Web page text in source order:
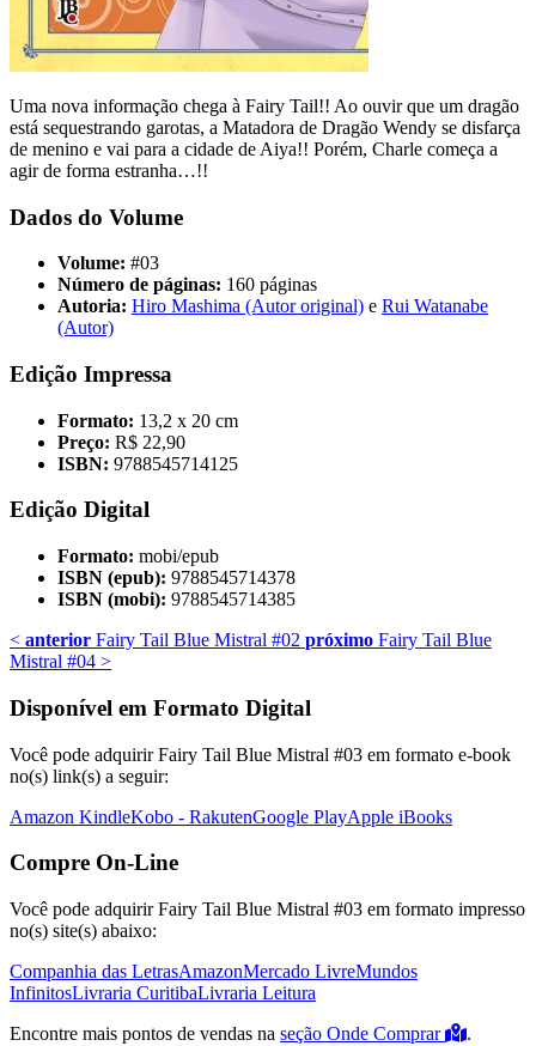
Uma nova informação chega à Fairy Tail!! Ao ouvir que um dragão
está sequestrando garotas, a Matadora de Dragão Wendy se disfarça
de menino e vai para a cidade de Aiya!! Porém, Charle começa a
agir de forma estranha…!!
Dados do Volume
Volume: #03
Número de páginas: 160 páginas
Autoria: Hiro Mashima (Autor original) e Rui Watanabe
(Autor)
Edição Impressa
Formato: 13,2 x 20 cm
Preço: R$ 22,90
ISBN: 9788545714125
Edição Digital
Formato: mobi/epub
ISBN (epub): 9788545714378
ISBN (mobi): 9788545714385
< anterior Fairy Tail Blue Mistral #02 próximo Fairy Tail Blue
Mistral #04 >
Disponível em Formato Digital
Você pode adquirir Fairy Tail Blue Mistral #03 em formato e-book
no(s) link(s) a seguir:
Amazon KindleKobo - RakutenGoogle PlayApple iBooks
Compre On-Line
Você pode adquirir Fairy Tail Blue Mistral #03 em formato impresso
no(s) site(s) abaixo:
Companhia das LetrasAmazonMercado LivreMundos
InfinitosLivraria CuritibaLivraria Leitura
Encontre mais pontos de vendas na seção Onde Comprar .